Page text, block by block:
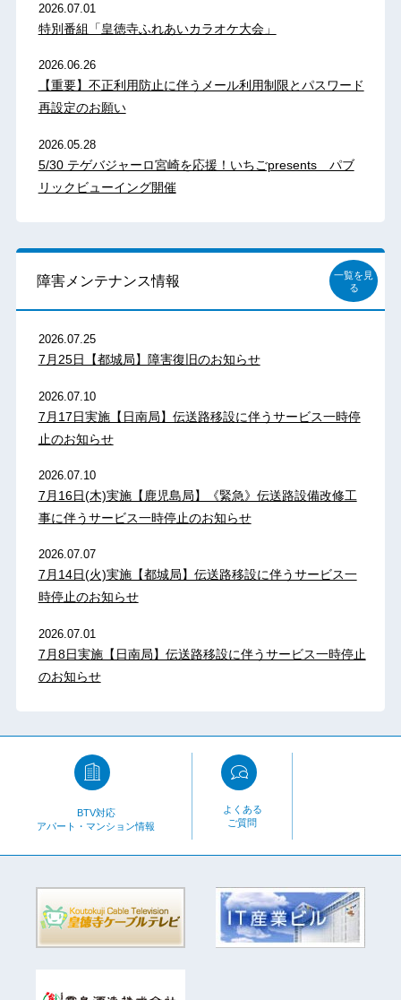
2026.07.01
特別番組「皇徳寺ふれあいカラオケ大会」
2026.06.26
【重要】不正利用防止に伴うメール利用制限とパスワード
再設定のお願い
2026.05.28
5/30 テゲバジャーロ宮崎を応援！いちごpresents パブ
リックビューイング開催
障害メンテナンス情報
一覧を見
る
2026.07.25
7月25日【都城局】障害復旧のお知らせ
2026.07.10
7月17日実施【日南局】伝送路移設に伴うサービス一時停
止のお知らせ
2026.07.10
7月16日(木)実施【鹿児島局】《緊急》伝送路設備改修工
事に伴うサービス一時停止のお知らせ
2026.07.07
7月14日(火)実施【都城局】伝送路移設に伴うサービス一
時停止のお知らせ
2026.07.01
7月8日実施【日南局】伝送路移設に伴うサービス一時停止
のお知らせ
BTV対応
アパート・マンション情報
よくある
ご質問